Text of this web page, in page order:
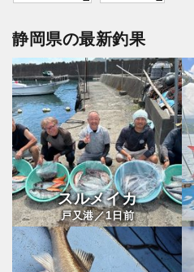
静岡県の最新釣果
スルメイカ
戸又港／1日前